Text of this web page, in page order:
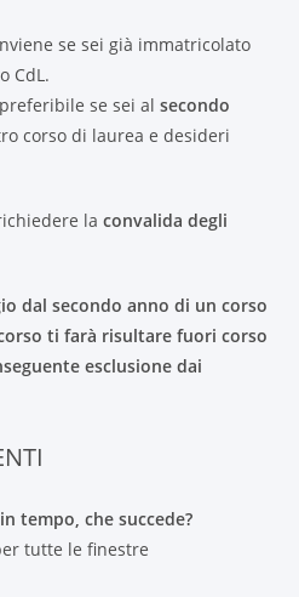
se sei già immatricolato
CdL.
se sei alsecondo
corso di laurea e desideri
laconvalida degli
dal secondo anno di un corso
ti farà risultare fuori corso
esclusione dai
tempo, che succede?
tutte le finestre